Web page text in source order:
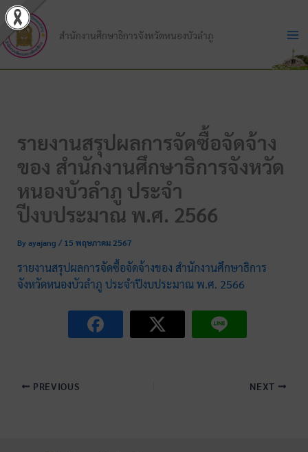
Skip
to
content
สำนักงานศึกษาธิการจังหวัดหนองบัวลำภู
รายงานสรุปผลการจัดซื้อจัดจ้าง
ของ สำนักงานศึกษาธิการจังหวัด
หนองบัวลำภู ประจำ
ปีงบประมาณ พ.ศ. 2566
Byayajang /15 พฤษภาคม 2567
รายงานสรุปผลการจัดซื้อจัดจ้างของ สำนักงานศึกษาธิการ
จังหวัดหนองบัวลำภู ประจำปีงบประมาณ พ.ศ. 2566
PREVIOUS NEXT